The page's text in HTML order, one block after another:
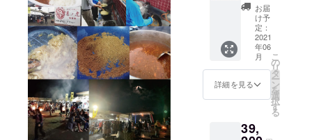
レーで
すが、
鶏肉・
豚肉・
牛肉
と、と
和性が
ありま
「季節
の野菜
呈。
2012年
ANA創
立60周
年機体
デザイ
テスト
大賞受
『愛を
に！
200g 10
個セッ
ト ＋ 笑
顔の画
家RIEさ
んのポ
スト
カード
2枚組 ※
ポスト
はRIEさ
んがラ
お届
け予
定：
2021
年06
月
詳細を見る
こ
の
リ
タ
ー
ン
を
選
択
す
る
39,